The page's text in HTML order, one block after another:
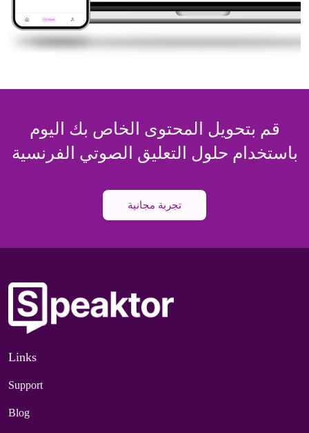
قم بتحويل المحتوى الخاص بك اليوم
باستخدام حلول التعليق الصوتي الفرنسية
تجربة مجانية
Links
Support
Blog